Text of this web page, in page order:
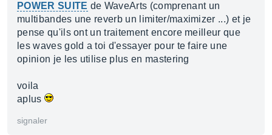
POWER SUITE de WaveArts (comprenant un
multibandes une reverb un limiter/maximizer ...) et je
pense qu'ils ont un traitement encore meilleur que
les waves gold a toi d'essayer pour te faire une
opinion je les utilise plus en mastering
voila
aplus
signaler